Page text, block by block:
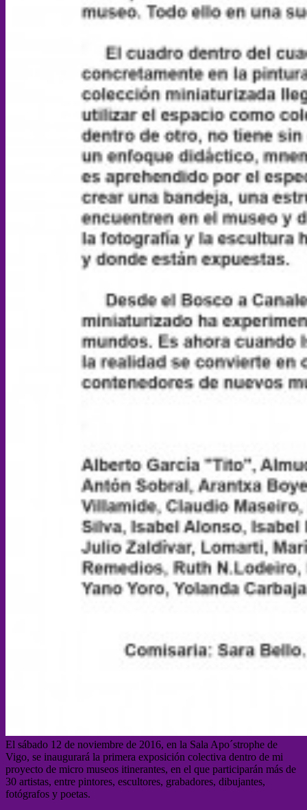
El sábado 12 de noviembre de 2016, en la Sala Apo´strophe de
Vigo, se inaugurará la primera exposición colectiva dentro de mi
proyecto de micro museos itinerantes, en el que participarán más de
30 artistas, entre pintores, escultores, grabadores, dibujantes,
fotógrafos y poetas.